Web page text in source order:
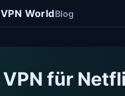
VPN WorldBlog
VPN für